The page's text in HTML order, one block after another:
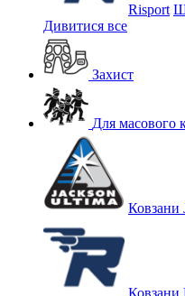
Risport
Дивитися все
Захист
Для масового
Ковзани
Ковзани